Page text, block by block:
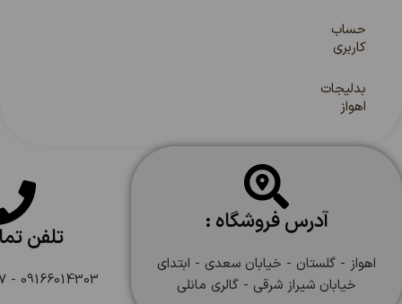
حساب
کاربری
بدلیجات
اهواز
آدرس فروشگاه :
اهواز - گلستان - خیابان سعدی - ابتدای
خیابان شیراز شرقی - گالری مانلی
تلفن
09166014303 - 09166108747